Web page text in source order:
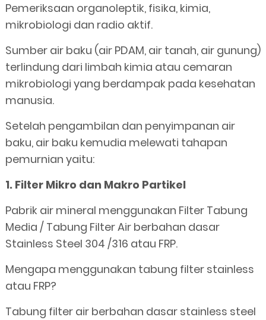
Pemeriksaan organoleptik, fisika, kimia,
mikrobiologi dan radio aktif.
Sumber air baku (air PDAM, air tanah, air gunung)
terlindung dari limbah kimia atau cemaran
mikrobiologi yang berdampak pada kesehatan
manusia.
Setelah pengambilan dan penyimpanan air
baku, air baku kemudia melewati tahapan
pemurnian yaitu:
1. Filter Mikro dan Makro Partikel
Pabrik air mineral menggunakan Filter Tabung
Media / Tabung Filter Air berbahan dasar
Stainless Steel 304 /316 atau FRP.
Mengapa menggunakan tabung filter stainless
atau FRP?
Tabung filter air berbahan dasar stainless steel